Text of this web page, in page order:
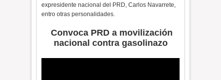
expresidente nacional del PRD, Carlos Navarrete,
entro otras personalidades.
Convoca PRD a movilización
nacional contra gasolinazo